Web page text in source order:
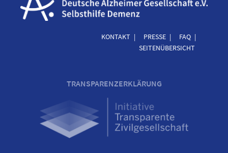
KONTAKT PRESSE
FAQ
SEITENÜBERSICHT
TRANSPARENZERKLÄRUNG